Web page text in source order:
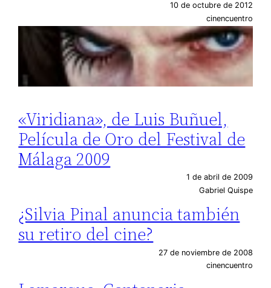
10 de octubre de 2012
cinencuentro
«Viridiana», de Luis Buñuel,
Película de Oro del Festival de
Málaga 2009
1 de abril de 2009
Gabriel Quispe
¿Silvia Pinal anuncia también
su retiro del cine?
27 de noviembre de 2008
cinencuentro